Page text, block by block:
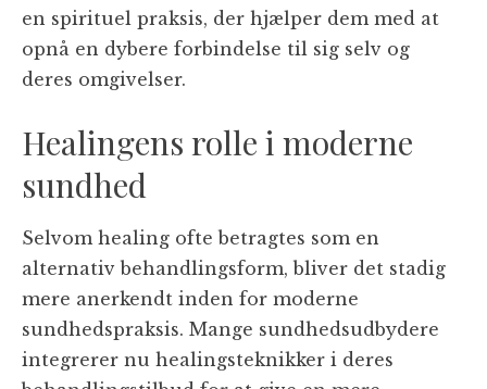
en spirituel praksis, der hjælper dem med at
opnå en dybere forbindelse til sig selv og
deres omgivelser.
Healingens rolle i moderne
sundhed
Selvom healing ofte betragtes som en
alternativ behandlingsform, bliver det stadig
mere anerkendt inden for moderne
sundhedspraksis. Mange sundhedsudbydere
integrerer nu healingsteknikker i deres